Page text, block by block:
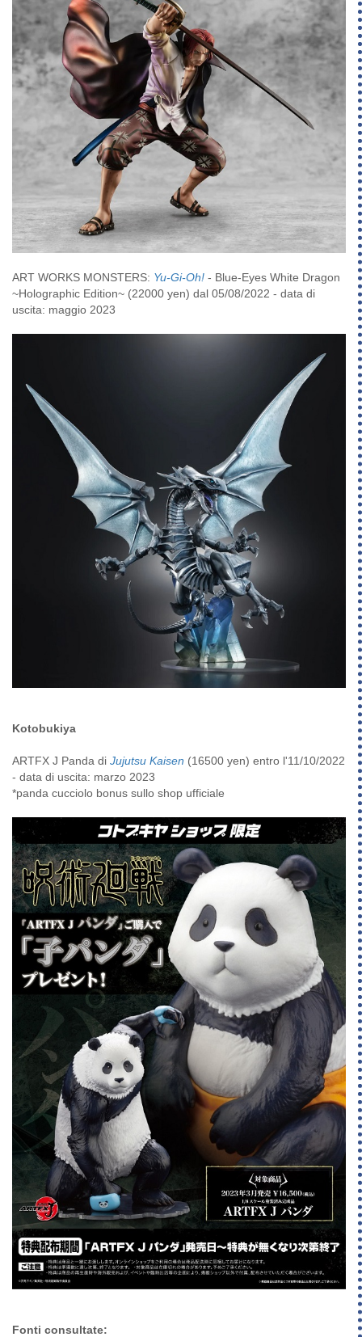
ART WORKS MONSTERS: Yu-Gi-Oh! - Blue-Eyes White Dragon
~Holographic Edition~ (22000 yen) dal 05/08/2022 - data di
uscita: maggio 2023
Kotobukiya
ARTFX J Panda di Jujutsu Kaisen (16500 yen) entro l'11/10/2022
- data di uscita: marzo 2023
*panda cucciolo bonus sullo shop ufficiale
Fonti consultate: